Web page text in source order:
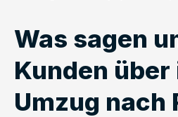
Was sagen
Kunden über
Umzug nach